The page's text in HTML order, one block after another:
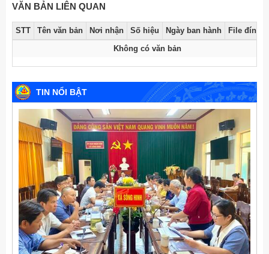
VĂN BẢN LIÊN QUAN
STT Tên văn bản Nơi nhận Số hiệu Ngày ban hành
File đính
Không có văn bản
TIN NỔI BẬT